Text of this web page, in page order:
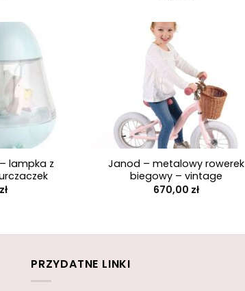
lampka z
zł
Janod – metalowy rowerek
biegowy – vintage
670,00 zł
PRZYDATNE LINKI